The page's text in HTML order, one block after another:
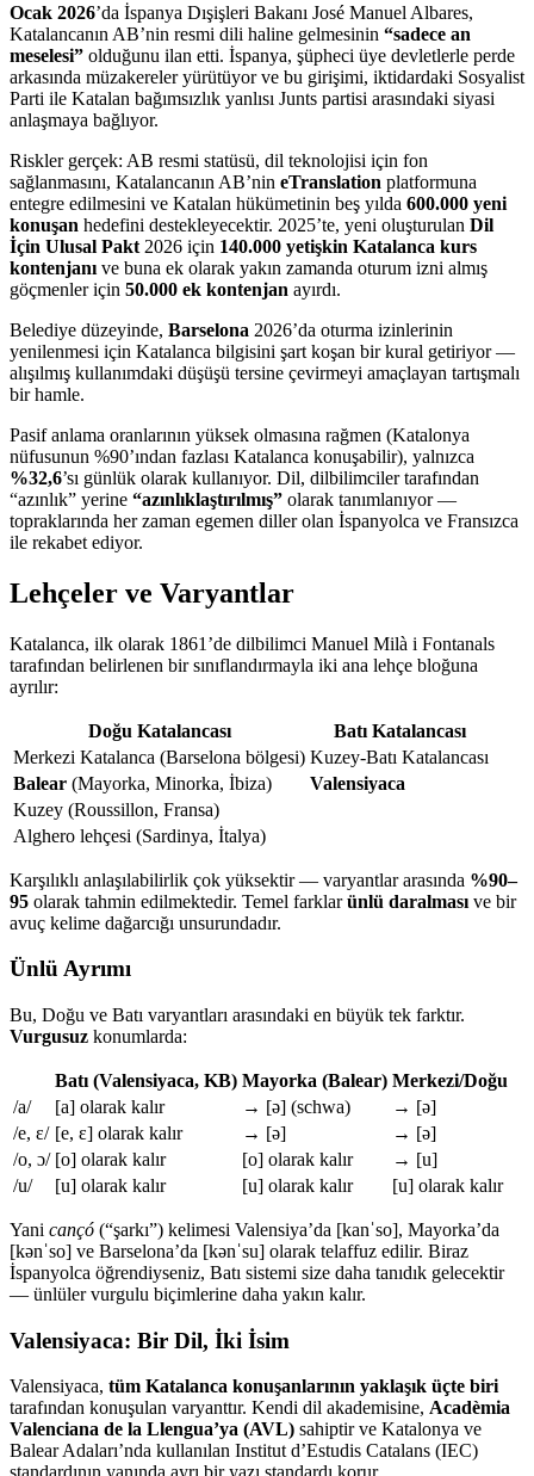
Ocak 2026’da İspanya Dışişleri Bakanı José Manuel Albares,
Katalancanın AB’nin resmi dili haline gelmesinin “sadece an
meselesi” olduğunu ilan etti. İspanya, şüpheci üye devletlerle perde
arkasında müzakereler yürütüyor ve bu girişimi, iktidardaki Sosyalist
Parti ile Katalan bağımsızlık yanlısı Junts partisi arasındaki siyasi
anlaşmaya bağlıyor.
Riskler gerçek: AB resmi statüsü, dil teknolojisi için fon
sağlanmasını, Katalancanın AB’nin eTranslation platformuna
entegre edilmesini ve Katalan hükümetinin beş yılda 600.000 yeni
konuşan hedefini destekleyecektir. 2025’te, yeni oluşturulan Dil
İçin Ulusal Pakt 2026 için 140.000 yetişkin Katalanca kurs
kontenjanı ve buna ek olarak yakın zamanda oturum izni almış
göçmenler için 50.000 ek kontenjan ayırdı.
Belediye düzeyinde, Barselona 2026’da oturma izinlerinin
yenilenmesi için Katalanca bilgisini şart koşan bir kural getiriyor —
alışılmış kullanımdaki düşüşü tersine çevirmeyi amaçlayan tartışmalı
bir hamle.
Pasif anlama oranlarının yüksek olmasına rağmen (Katalonya
nüfusunun %90’ından fazlası Katalanca konuşabilir), yalnızca
%32,6’sı günlük olarak kullanıyor. Dil, dilbilimciler tarafından
“azınlık” yerine “azınlıklaştırılmış” olarak tanımlanıyor —
topraklarında her zaman egemen diller olan İspanyolca ve Fransızca
ile rekabet ediyor.
Lehçeler ve Varyantlar
Katalanca, ilk olarak 1861’de dilbilimci Manuel Milà i Fontanals
tarafından belirlenen bir sınıflandırmayla iki ana lehçe bloğuna
ayrılır:
Doğu Katalancası
Batı Katalancası
Merkezi Katalanca (Barselona bölgesi) Kuzey-Batı Katalancası
Balear (Mayorka, Minorka, İbiza)
Valensiyaca
Kuzey (Roussillon, Fransa)
Alghero lehçesi (Sardinya, İtalya)
Karşılıklı anlaşılabilirlik çok yüksektir — varyantlar arasında %90–
95 olarak tahmin edilmektedir. Temel farklarünlü daralması ve bir
avuç kelime dağarcığı unsurundadır.
Ünlü Ayrımı
Bu, Doğu ve Batı varyantları arasındaki en büyük tek farktır.
Vurgusuz konumlarda:
Batı (Valensiyaca, KB) Mayorka (Balear) Merkezi/Doğu
/a/
[a] olarak kalır → [ə] (schwa)
→ [ə]
/e, ɛ/ [e, ɛ] olarak kalır → [ə]
→ [ə]
/o, ɔ/ [o] olarak kalır [o] olarak kalır
→ [u]
/u/
[u] olarak kalır [u] olarak kalır [u] olarak kalır
Yani cançó (“şarkı”) kelimesi Valensiya’da [kanˈso], Mayorka’da
[kənˈso] ve Barselona’da [kənˈsu] olarak telaffuz edilir. Biraz
İspanyolca öğrendiyseniz, Batı sistemi size daha tanıdık gelecektir
— ünlüler vurgulu biçimlerine daha yakın kalır.
Valensiyaca: Bir Dil, İki İsim
Valensiyaca, tüm Katalanca konuşanlarının yaklaşık üçte biri
tarafından konuşulan varyanttır. Kendi dil akademisine, Acadèmia
Valenciana de la Llengua’ya (AVL) sahiptir ve Katalonya ve
Balear Adaları’nda kullanılan Institut d’Estudis Catalans (IEC)